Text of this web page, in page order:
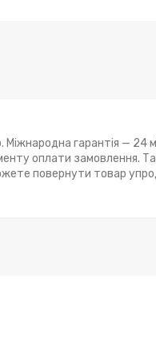
гарантія — 24
оплати замовлення.
повернути товар